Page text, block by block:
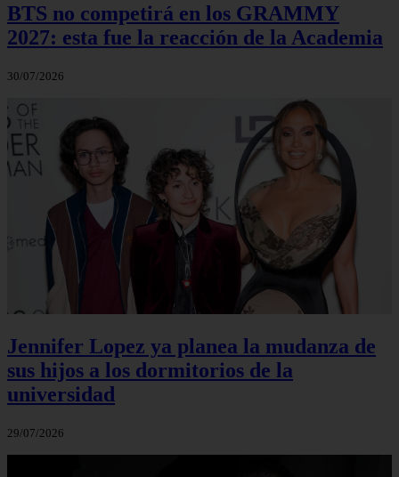
BTS no competirá en los GRAMMY
2027: esta fue la reacción de la Academia
30/07/2026
Jennifer Lopez ya planea la mudanza de
sus hijos a los dormitorios de la
universidad
29/07/2026